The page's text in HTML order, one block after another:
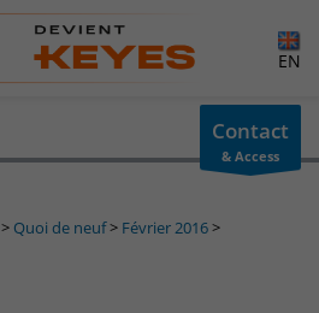
us
EN
Contact
& Access
> Quoi de neuf> Février 2016>